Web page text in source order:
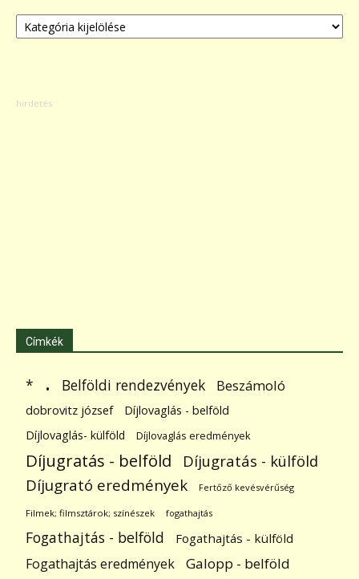
Kategóriák
Címkék
* . Belföldi rendezvények Beszámoló
dobrovitz józsef
Díjlovaglás - belföld
Díjlovaglás- külföld
Díjlovaglás eredmények
Díjugratás - belföld Díjugratás - külföld
Díjugrató eredmények Fertőző kevésvérűség
Filmek; filmsztárok; színészek fogathajtás
Fogathajtás - belföld Fogathajtás - külföld
Fogathajtás eredmények Galopp - belföld